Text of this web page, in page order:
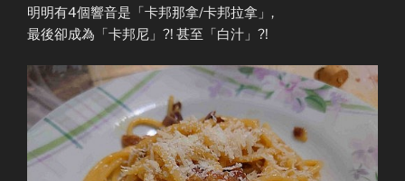
明明有4個響音是「卡邦那拿/卡邦拉拿」,
最後卻成為「卡邦尼」?! 甚至「白汁」?!